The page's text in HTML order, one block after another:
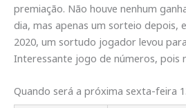
premiação. Não houve nenhum
dia, mas apenas um sorteio depois,
2020, um sortudo jogador levou
Interessante jogo de números, pois
Quando será a próxima sexta-feira